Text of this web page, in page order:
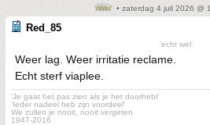
• zaterdag 4 juli 2026 @
Red_85
'echt wel'
Weer lag. Weer irritatie reclame.
Echt sterf viaplee.
'Je gaat het pas zien als je het doorhebt'
'Ieder nadeel heb zijn voordeel'
We zullen je nooit, nooit vergeten
1947-2016